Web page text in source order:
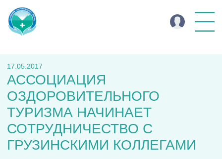
17.05.2017
АССОЦИАЦИЯ
ОЗДОРОВИТЕЛЬНОГО
ТУРИЗМА НАЧИНАЕТ
СОТРУДНИЧЕСТВО С
ГРУЗИНСКИМИ КОЛЛЕГАМИ